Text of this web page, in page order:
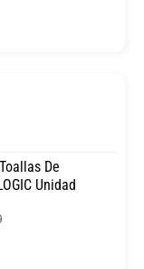
De
Unidad